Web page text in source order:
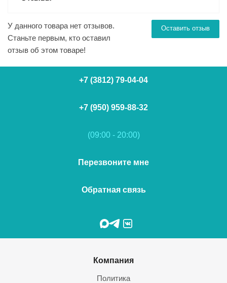
Оставить отзыв
У данного товара нет отзывов.
Станьте первым, кто оставил
отзыв об этом товаре!
+7 (3812) 79-04-04
+7 (950) 959-88-32
(09:00 - 20:00)
Перезвоните мне
Обратная связь
Компания
Политика